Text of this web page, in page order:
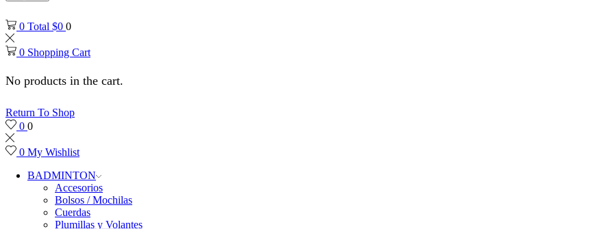
0 Total $0 0
0 Shopping Cart
No products in the cart.
Return To Shop
0 0
0 My Wishlist
BADMINTON
Accesorios
Bolsos / Mochilas
Cuerdas
Plumillas y Volantes